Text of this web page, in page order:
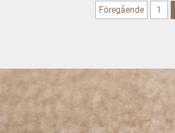
Föregående 1